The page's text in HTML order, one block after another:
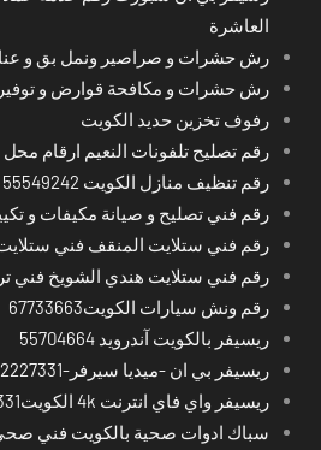
العاشرة
رش حشرات و صراصير ونمل بق و
رش حشرات و مكافحة قوارض و
رفوف تخزين حديد الكويت
رقم تصليح تلفونات النعيم ارقام
رقم تنظيف منازل الكويت 55549242
رقم فني تصليح و صيانة مكيفات و
رقم فني ستلايت المنقف فني
رقم فني ستلايت هندي الشويخ فني
رقم ونش سيارات الكويت67733663
ريسيفر بالكويت آندرويد 55704664
ريسيفر بي ان -ميديا سيرفر-4K-52227331
ريسيفر واي فاي انترنت 4k الكويت52227331
سباك ادوات صحية بالكويت فني